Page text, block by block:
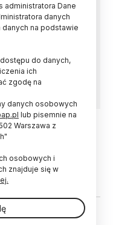
ile kleszczy jest
- takie
w
walkę z boreliozą -
jeszcze w ciele
administratora Dane
danych
na podstawie
do danych,
ich
zgodę na
danych osobowych
lub pisemnie na
Warszawa z
osobowych i
znajduje się w